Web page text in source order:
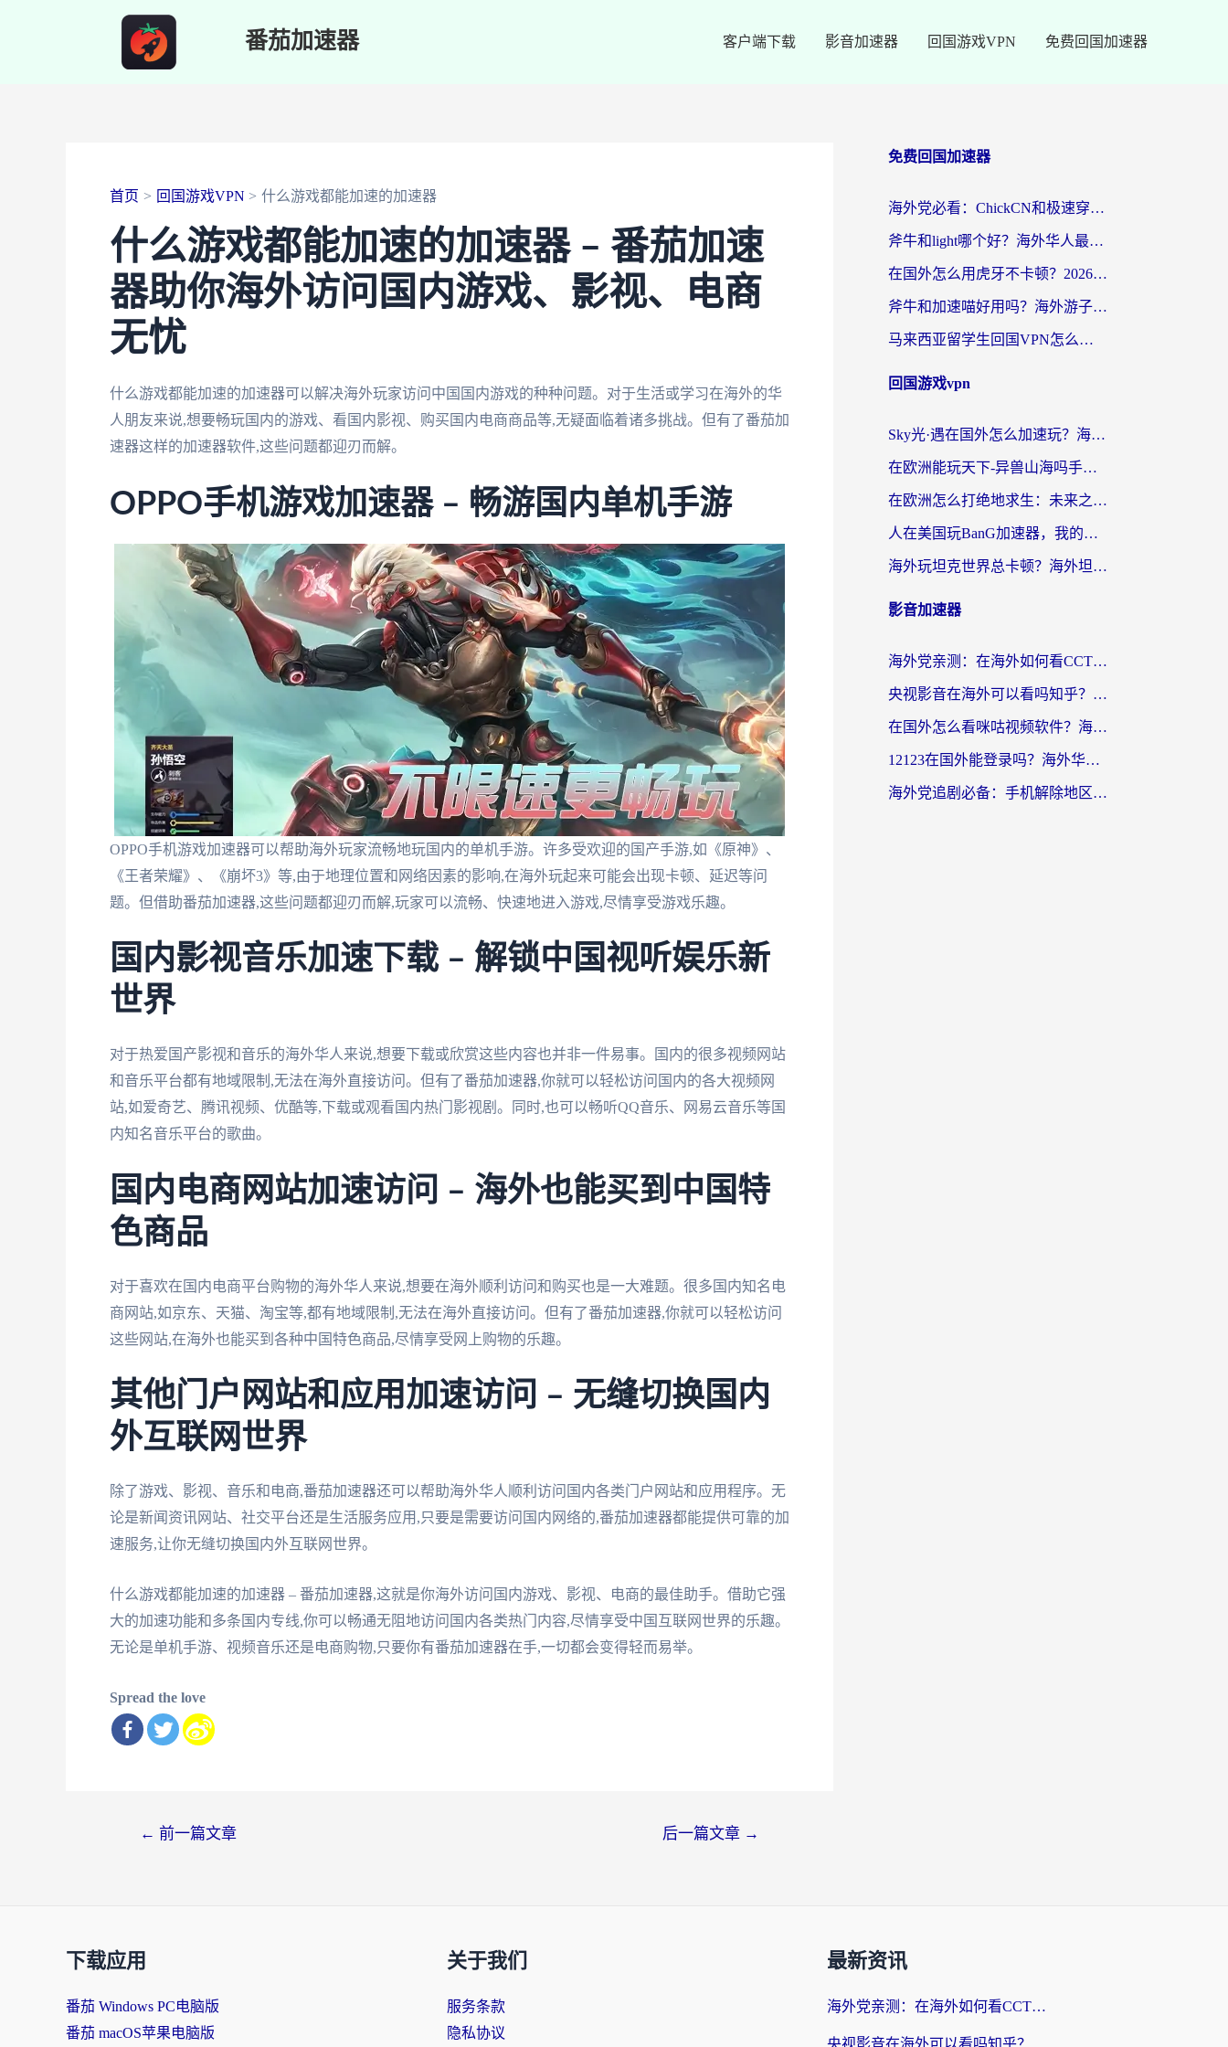
番茄加速器 客户端下载 影音加速器 回国游戏VPN 免费回国加速器
首页 回国游戏VPN 什么游戏都能加速的加速器
什么游戏都能加速的加速器 – 番茄加速
器助你海外访问国内游戏、影视、电商
无忧
什么游戏都能加速的加速器可以解决海外玩家访问中国国内游戏的种种问题。对于生活或学习在海外的华
人朋友来说,想要畅玩国内的游戏、看国内影视、购买国内电商商品等,无疑面临着诸多挑战。但有了番茄加
速器这样的加速器软件,这些问题都迎刃而解。
OPPO手机游戏加速器 – 畅游国内单机手游
OPPO手机游戏加速器可以帮助海外玩家流畅地玩国内的单机手游。许多受欢迎的国产手游,如《原神》、
《王者荣耀》、《崩坏3》等,由于地理位置和网络因素的影响,在海外玩起来可能会出现卡顿、延迟等问
题。但借助番茄加速器,这些问题都迎刃而解,玩家可以流畅、快速地进入游戏,尽情享受游戏乐趣。
国内影视音乐加速下载 – 解锁中国视听娱乐新
世界
对于热爱国产影视和音乐的海外华人来说,想要下载或欣赏这些内容也并非一件易事。国内的很多视频网站
和音乐平台都有地域限制,无法在海外直接访问。但有了番茄加速器,你就可以轻松访问国内的各大视频网
站,如爱奇艺、腾讯视频、优酷等,下载或观看国内热门影视剧。同时,也可以畅听QQ音乐、网易云音乐等国
内知名音乐平台的歌曲。
国内电商网站加速访问 – 海外也能买到中国特
色商品
对于喜欢在国内电商平台购物的海外华人来说,想要在海外顺利访问和购买也是一大难题。很多国内知名电
商网站,如京东、天猫、淘宝等,都有地域限制,无法在海外直接访问。但有了番茄加速器,你就可以轻松访问
这些网站,在海外也能买到各种中国特色商品,尽情享受网上购物的乐趣。
其他门户网站和应用加速访问 – 无缝切换国内
外互联网世界
除了游戏、影视、音乐和电商,番茄加速器还可以帮助海外华人顺利访问国内各类门户网站和应用程序。无
论是新闻资讯网站、社交平台还是生活服务应用,只要是需要访问国内网络的,番茄加速器都能提供可靠的加
速服务,让你无缝切换国内外互联网世界。
什么游戏都能加速的加速器 – 番茄加速器,这就是你海外访问国内游戏、影视、电商的最佳助手。借助它强
大的加速功能和多条国内专线,你可以畅通无阻地访问国内各类热门内容,尽情享受中国互联网世界的乐趣。
无论是单机手游、视频音乐还是电商购物,只要你有番茄加速器在手,一切都会变得轻而易举。
Spread the love
← 前一篇文章 后一篇文章 →
免费回国加速器
海外党必看：ChickCN和极速穿梭VPN好用吗？3招教你选对回国加速器无缝刷国内资源
斧牛和light哪个好？海外华人最关心的回国加速器选择难题，一篇讲透
在国外怎么用虎牙不卡顿？2026海外华人亲测有效的回国加速器选择指南
斧牛和加速喵好用吗？海外游子的真实选择困境
马来西亚留学生回国VPN怎么选？3个避坑点+1款实测好用的加速器推荐
回国游戏vpn
Sky光·遇在国外怎么加速玩？海外党亲测有效的国服游戏加速指南
在欧洲能玩天下-异兽山海吗手游？海外玩家的加速器生存指南
在欧洲怎么打绝地求生：未来之役不卡？留学生亲测的加速器避坑指南
人在美国玩BanG加速器，我的延迟终于绿了
海外玩坦克世界总卡顿？海外坦克世界加速器有哪些？实测好用的选择在这里
影音加速器
海外党亲测：在海外如何看CCTV？告别“仅限大陆播放”的实用指南
央视影音在海外可以看吗知乎？留学生亲测：3步解决地域限制+追剧自由
在国外怎么看咪咕视频软件？海外党亲测有效的回国加速方案
12123在国外能登录吗？海外华人必看的回国加速实用指南
海外党追剧必备：手机解除地区限制app怎么选？解决央视视频&国内剧地区限制全指南
下载应用
番茄 Windows PC电脑版
番茄 macOS苹果电脑版
关于我们
服务条款
隐私协议
最新资讯
海外党亲测：在海外如何看CCTV？告别“仅限大陆播放”的实用指南